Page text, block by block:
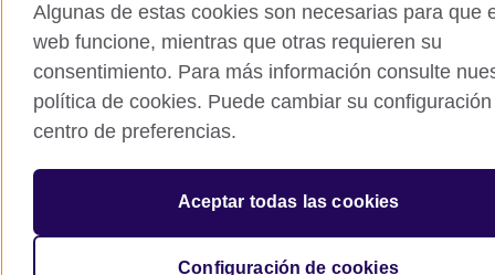
Algunas de estas cookies son necesarias para que
web funcione, mientras que otras requieren su
consentimiento. Para más información consulte
política de cookies. Puede cambiar su
centro de preferencias.
Aceptar todas las cookies
Configuración de cookies